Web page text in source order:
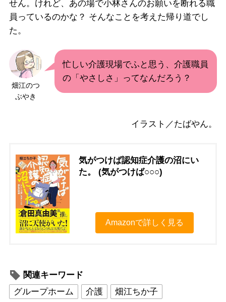
せん。けれど、あの場で小林さんのお願いを断れる職
員っているのかな？ そんなことを考えた帰り道でし
た。
畑江のつ
ぶやき
忙しい介護現場でふと思う、介護職員
の「やさしさ」ってなんだろう？
イラスト／たばやん。
気がつけば認知症介護の沼にい
た。 (気がつけば○○○)
Amazonで詳しく見る
関連キーワード
グループホーム
介護 畑江ちか子